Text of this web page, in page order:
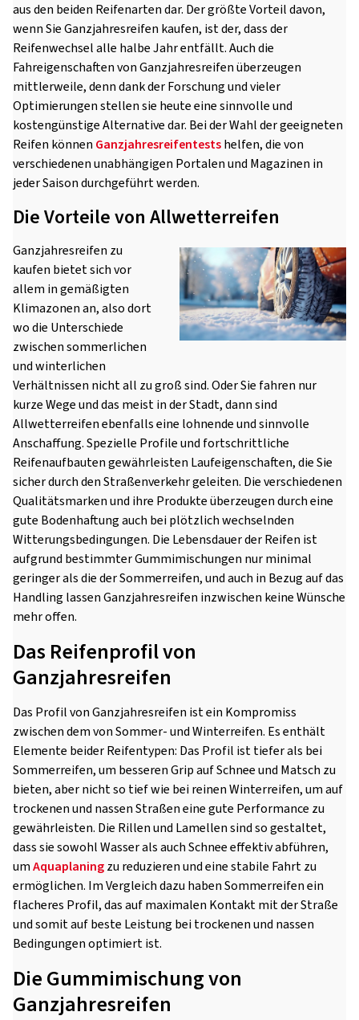
aus den beiden Reifenarten dar. Der größte Vorteil davon,
wenn Sie Ganzjahresreifen kaufen, ist der, dass der
Reifenwechsel alle halbe Jahr entfällt. Auch die
Fahreigenschaften von Ganzjahresreifen überzeugen
mittlerweile, denn dank der Forschung und vieler
Optimierungen stellen sie heute eine sinnvolle und
kostengünstige Alternative dar. Bei der Wahl der geeigneten
Reifen können Ganzjahresreifentestshelfen, die von
verschiedenen unabhängigen Portalen und Magazinen in
jeder Saison durchgeführt werden.
Die Vorteile von Allwetterreifen
Ganzjahresreifen zu
kaufen bietet sich vor
allem in gemäßigten
Klimazonen an, also dort
wo die Unterschiede
zwischen sommerlichen
und winterlichen
Verhältnissen nicht all zu groß sind. Oder Sie fahren nur
kurze Wege und das meist in der Stadt, dann sind
Allwetterreifen ebenfalls eine lohnende und sinnvolle
Anschaffung. Spezielle Profile und fortschrittliche
Reifenaufbauten gewährleisten Laufeigenschaften, die Sie
sicher durch den Straßenverkehr geleiten. Die verschiedenen
Qualitätsmarken und ihre Produkte überzeugen durch eine
gute Bodenhaftung auch bei plötzlich wechselnden
Witterungsbedingungen. Die Lebensdauer der Reifen ist
aufgrund bestimmter Gummimischungen nur minimal
geringer als die der Sommerreifen, und auch in Bezug auf das
Handling lassen Ganzjahresreifen inzwischen keine Wünsche
mehr offen.
Das Reifenprofil von
Ganzjahresreifen
Das Profil von Ganzjahresreifen ist ein Kompromiss
zwischen dem von Sommer- und Winterreifen. Es enthält
Elemente beider Reifentypen: Das Profil ist tiefer als bei
Sommerreifen, um besseren Grip auf Schnee und Matsch zu
bieten, aber nicht so tief wie bei reinen Winterreifen, um auf
trockenen und nassen Straßen eine gute Performance zu
gewährleisten. Die Rillen und Lamellen sind so gestaltet,
dass sie sowohl Wasser als auch Schnee effektiv abführen,
umAquaplaningzu reduzieren und eine stabile Fahrt zu
ermöglichen. Im Vergleich dazu haben Sommerreifen ein
flacheres Profil, das auf maximalen Kontakt mit der Straße
und somit auf beste Leistung bei trockenen und nassen
Bedingungen optimiert ist.
Die Gummimischung von
Ganzjahresreifen